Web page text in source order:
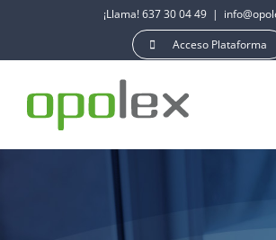
contenido
¡Llama! 637 30 04 49 |
Acceso Plataforma